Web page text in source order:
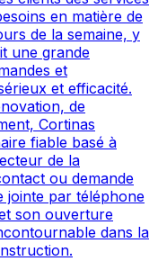
en matière de
de la semaine, y
une grande
et
et efficacité.
de
Cortinas
fiable basé à
de la
ou demande
jointe par téléphone
son ouverture
dans la